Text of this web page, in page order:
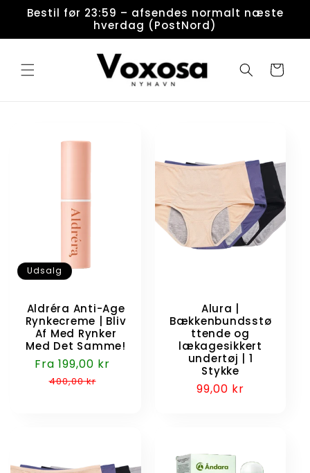
Gå til
indhold
Bestil før 23:59 – afsendes normalt næste
hverdag (PostNord)
Indkøbskurv
Udsalg
Aldréra Anti-Age
Rynkecreme | Bliv
Af Med Rynker
Med Det Samme!
Udsalgspris
Fra 199,00 kr
400,00 kr
Alura |
Bækkenbundsstø
ttende og
lækagesikkert
undertøj | 1
Stykke
Normalpris
99,00 kr